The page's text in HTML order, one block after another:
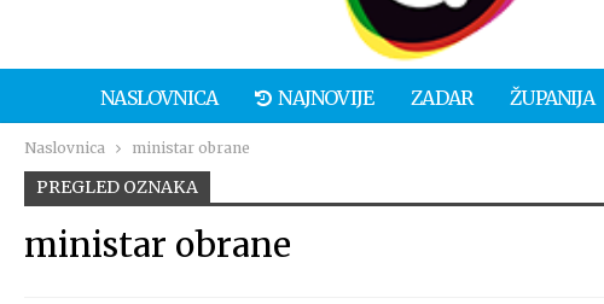
NASLOVNICA NAJNOVIJE ZADAR ŽUPANIJA
Naslovnica ministar obrane
PREGLED OZNAKA
ministar obrane